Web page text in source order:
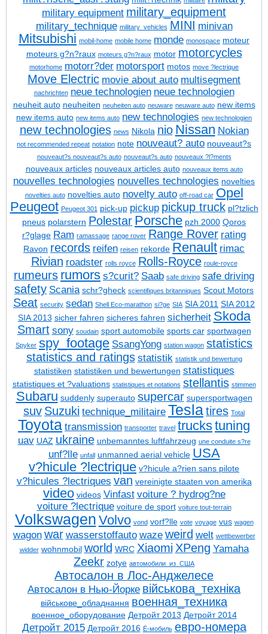
military equipment military_equipment
military_technique military_vehicles MINI minivan
Mitsubishi mobil-home mobile home monde monospace moteur
moteurs g?n?raux moteurs g?n?raux motor motorcycles
motorhome motorr?der motorsport motos move ?lectrique
Move Electric movie about auto multisegment
nachrichten neue technologien neue technologien
neuheit auto neuheiten neuheiten auto neuware neuware auto new items
new items auto new items auto new technologies new technologien
new technologies news Nikola nio Nissan Nokian
not recommended repeat notation note nouveaut? auto nouveaut?s
nouveaut?s nouveaut?s auto nouveaut?s auto nouveaux ?l?ments
nouveaux articles nouveaux articles auto nouveaux items auto
nouvelles technologies nouvelles technologies novelties
novelties auto novelties auto novelty auto off-road car Opel
Peugeot Peugeot 301 pick-up pickup pickup truck pl?tzlich
pneus polarstern Polestar Porsche pzh 2000 Qoros
r?glage Ram ramassage range rover Range Rover rating
Ravon records reifen reisen rekorde Renault rimac
Rivian roadster rolls royce Rolls-Royce roule-royce
rumeurs rumors s?curit? Saab safe driving safe driving
safety Scania schr?gheck scientifiques britanniques Scout Motors
Seat security sedan Shell Eco-marathon si?ge SIA SIA 2011 SIA 2012
SIA 2013 sicher fahren sicheres fahren sicherheit Skoda
Smart sony soudain sport automobile sports car sportwagen
Spyker spy_footage SsangYong station wagon statistics
statistics and ratings statistik statistik und bewertung
statistiken statistiken und bewertungen statistiques
statistiques et ?valuations statistiques et notations stellantis stimmen
Subaru suddenly superauto supercar supersportwagen
suv Suzuki technique_militaire Teslatires Total
Toyota transmission transporter travel truckstuning
uav UAZ ukraine unbemanntes luftfahrzeug une conduite s?re
unf?lle unfall unmanned aerial vehicle USA
v?hicule ?lectrique v?hicule a?rien sans pilote
v?hicules ?lectriques van vereinigte staaten von amerika
video videos Vinfast voiture ? hydrog?ne
voiture ?lectrique voiture de sport voiture tout-terrain
Volkswagen Volvo vond vorf?lle vote voyage vus wagen
wagon war wasserstoffauto waze weird welt wettbewerber
widder wohnmobil world WRC Xiaomi XPeng Yamaha
Zeekr zotye автомобили_из_США
Автосалон в Лос-Анджелесе
Автосалон в Нью-Йорке військова_техніка
військове_обладнання военная_техника
военное_оборудование Детройт 2013 Детройт 2014
Детройт 2015 Детройт 2016 Ё-мобиль евро-номера